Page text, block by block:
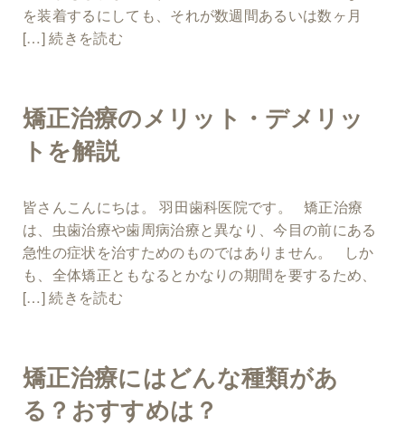
を装着するにしても、それが数週間あるいは数ヶ月
[…]続きを読む
矯正治療のメリット・デメリッ
トを解説
皆さんこんにちは。 羽田歯科医院です。 矯正治療
は、虫歯治療や歯周病治療と異なり、今目の前にある
急性の症状を治すためのものではありません。 しか
も、全体矯正ともなるとかなりの期間を要するため、
[…]続きを読む
矯正治療にはどんな種類があ
る？おすすめは？